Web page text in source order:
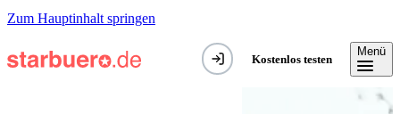
Zum Hauptinhalt springen
Kostenlos testen
Menü